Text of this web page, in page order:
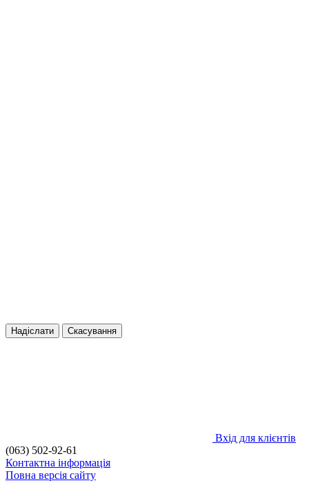
Надіслати Скасування
Вхід для клієнтів
(063) 502-92-61
Контактна інформація
Повна версія сайту